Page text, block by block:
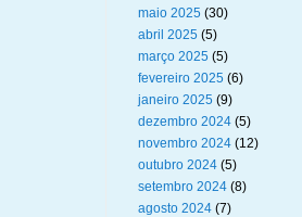
maio 2025 (30)
abril 2025 (5)
março 2025 (5)
fevereiro 2025 (6)
janeiro 2025 (9)
dezembro 2024 (5)
novembro 2024 (12)
outubro 2024 (5)
setembro 2024 (8)
agosto 2024 (7)